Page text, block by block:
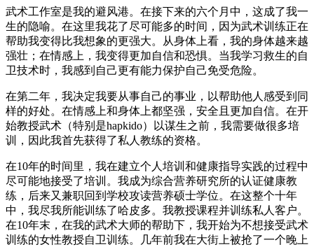
武术工作室是我的避风港。在接下来的六个月中，这成了我一
生的隐喻。在这里我花了尽可能多的时间，因为武术训练正在
帮助我变得比我想象的更强大。从身体上看，我的身体越来越
强壮；在情感上，我变得更加自信和恐惧。当我学习救生的自
卫技术时，我感到自己更有能力保护自己免受危险。
在第二年，我决定我要从事自己的事业，以帮助他人感受到同
样的好处。在情感上和身体上都坚强，安全且更加自信。在开
始教授武术（特别是hapkido）以谋生之前，我需要做很多培
训，因此我首先获得了私人教练的资格。
在10年的时间里，我在建立个人培训和健康指导实践的过程中
尽可能地接受了培训。我成为综合营养研究所的认证健康教
练，后来又兼职回到学校攻读营养硕士学位。在这整个十年
中，我尽我所能训练了哈皮多。我教授课程并训练私人客户。
在10年末，在我的武术大师的帮助下，我开始为不想接受武术
训练的女性教授自卫训练。几年前我在大街上被抢了一个晚上